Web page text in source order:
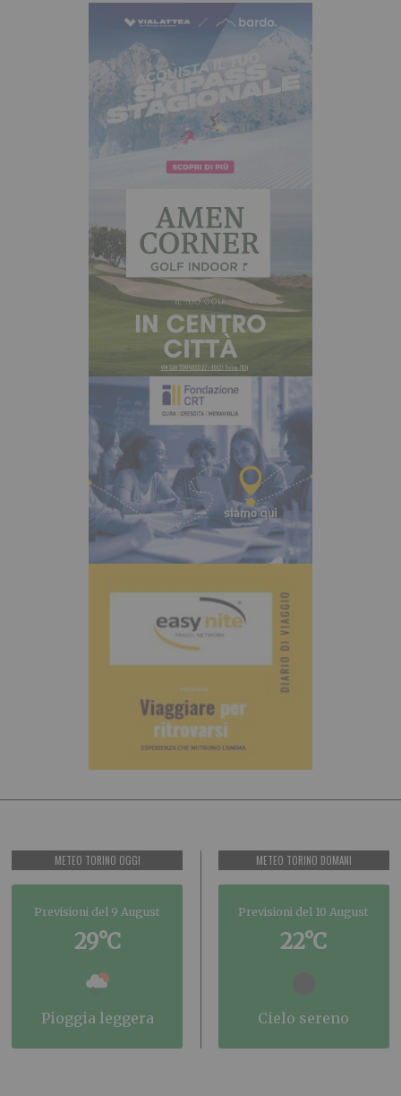
METEO TORINO OGGI
Previsioni del 9 August
29°C
pioggia leggera
METEO TORINO DOMANI
Previsioni del 10 August
22°C
cielo sereno